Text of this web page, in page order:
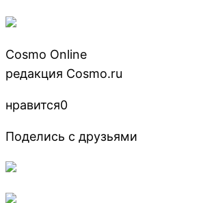
Cosmo Online
редакция Cosmo.ru
нравится0
Поделись с друзьями